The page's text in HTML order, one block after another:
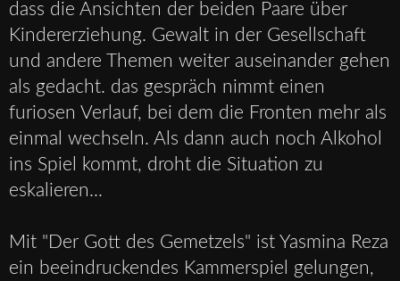
dass die Ansichten der beiden Paare über
Kindererziehung. Gewalt in der Gesellschaft
und andere Themen weiter auseinander gehen
als gedacht. das gespräch nimmt einen
furiosen Verlauf, bei dem die Fronten mehr als
einmal wechseln. Als dann auch noch Alkohol
ins Spiel kommt, droht die Situation zu
eskalieren...
Mit "Der Gott des Gemetzels" ist Yasmina Reza
ein beeindruckendes Kammerspiel gelungen,